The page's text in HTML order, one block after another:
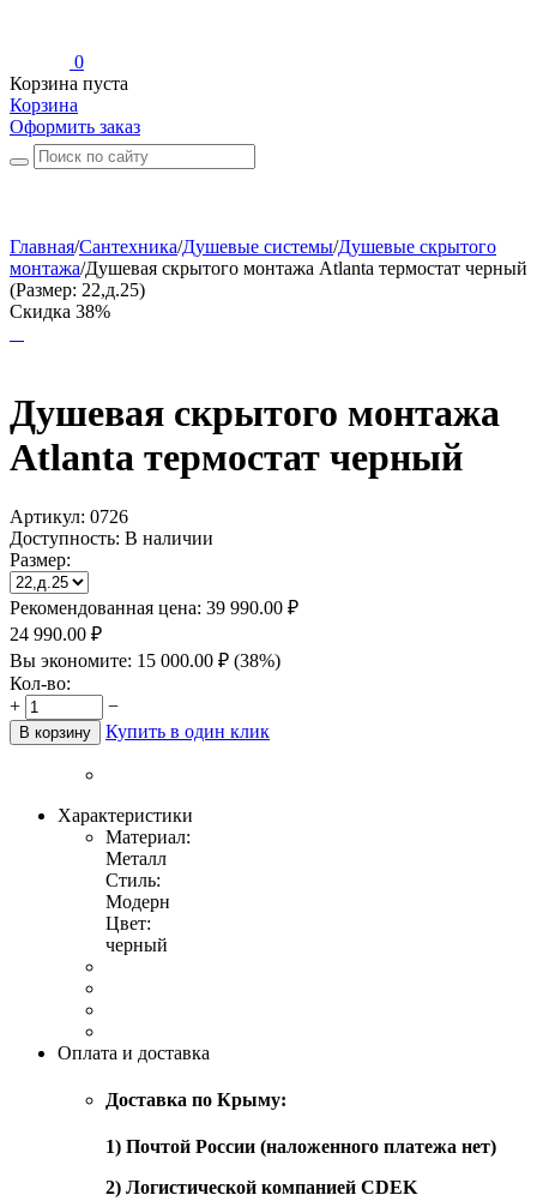
0
Корзина пуста
Корзина
Оформить заказ
Главная/Сантехника/Душевые системы/Душевые скрытого
монтажа/Душевая скрытого монтажа Atlanta термостат черный
(Размер: 22,д.25)
Скидка 38%
Душевая скрытого монтажа
Atlanta термостат черный
Артикул: 0726
Доступность: В наличии
Размер:
Рекомендованная цена: 39 990.00 ₽
24 990.00 ₽
Вы экономите: 15 000.00 ₽ (38%)
Кол-во:
+
−
В корзину Купить в один клик
Характеристики
Материал:
Металл
Стиль:
Модерн
Цвет:
черный
Оплата и доставка
Доставка по Крыму:
1) Почтой России (наложенного платежа нет)
2) Логистической компанией CDEK